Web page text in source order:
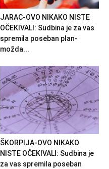
JARAC-OVO NIKAKO NISTE
OČEKIVALI: Sudbina je za vas
spremila poseban plan-
možda...
ŠKORPIJA-OVO NIKAKO
NISTE OČEKIVALI: Sudbina je
za vas spremila poseban